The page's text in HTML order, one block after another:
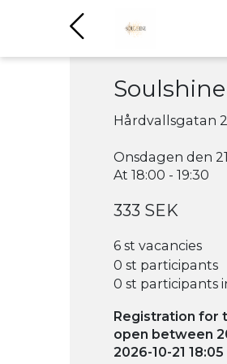
Hårdvallsgatan
Onsdagen den
At 18:00 - 19:30
333 SEK
6 st vacancies
0 st participants
0 st participants
Registration for
open between
2026-10-21 18:05